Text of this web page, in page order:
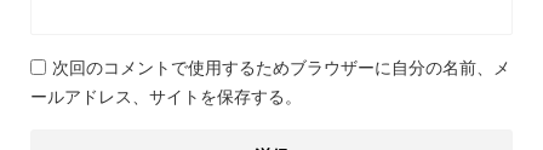
次回のコメントで使用するためブラウザーに自分の名前、メ
ールアドレス、サイトを保存する。